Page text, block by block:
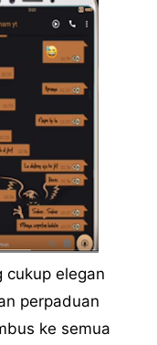
cukup elegan
perpaduan
ke semua